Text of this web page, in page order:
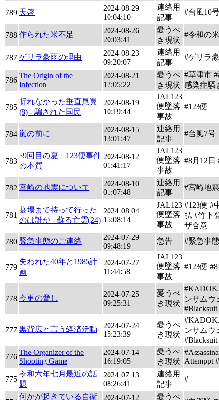
789 天啓
2024-08-29
10:04:10
連絡用
記事
#台風10号
788 作られた米不足
2024-08-26
20:03:41
憂うべ
き現状
#令和の
787 ゲリラ豪雨の理由
2024-08-23
09:20:07
連絡用
記事
#ゲリラ
786
The Origin of the
Infection
2024-08-21
17:05:22
憂うべ
き現状
#草津市
感染症騒
785
折れなかった垂直尾翼
(8) - 騙された国民
2024-08-19
10:19:44
JAL123
便墜落
事故
#123便
784 嵐の前に
2024-08-15
13:01:47
連絡用
記事
#台風7号
783
39回目の夏－123便事件
の本質
2024-08-12
01:41:17
JAL123
便墜落
事故
#8月12日
782 宮崎の地震について
2024-08-10
01:07:48
連絡用
記事
#宮崎地震
781
墓場まで持って行った
のは誰か - 蘇る亡霊(24)
2024-08-04
15:08:14
JAL123
便墜落
事故
#123便 #
弘 #竹下
ザ合意
780 緊急事態のご連絡
2024-07-29
09:48:19
急告 #緊急事態
779
失われた40年と1985計
画
2024-07-27
11:44:58
JAL123
便墜落
事故
#123便
778 今更の脅し
2024-07-25
09:25:31
憂うべ
き現状
ンサムウ
#Blacksuit
777 黒背広と言う経済活動
2024-07-24
15:23:39
憂うべ
き現状
ンサムウ
#Blacksuit
776
The Organizer of the
Shooting Game
2024-07-14
16:19:05
憂うべ
き現状 Attemppt
775
令和六年七月最近の話
題
2024-07-13
08:26:41
連絡用
記事
#
何かが起きている自衛 2024-07-12 憂うべ